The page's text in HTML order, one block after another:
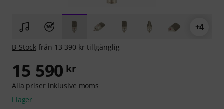
+4
B-Stock från 13 390 kr tillgänglig
15 590 kr
Alla priser inklusive moms
i lager